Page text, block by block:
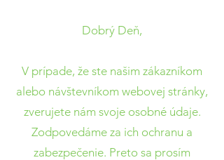
Dobrý Deň,
V prípade, že ste našim zákazníkom
alebo návštevníkom webovej stránky,
zverujete nám svoje osobné údaje.
Zodpovedáme za ich ochranu a
zabezpečenie. Preto sa prosím